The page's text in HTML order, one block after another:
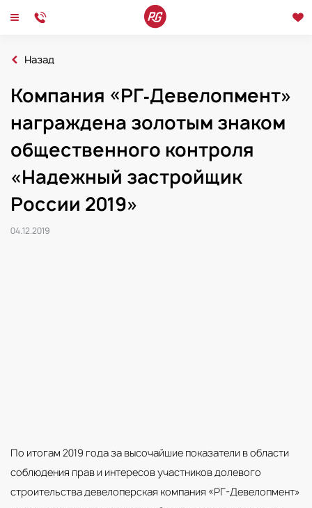
2019
Компания «РГ‑Девелопмент» награждена золотым знаком общественного
Новости Интервью Мероприятия
Назад
Компания «РГ‑Девелопмент»
награждена золотым знаком
общественного контроля
«Надежный застройщик
России 2019»
04.12.2019
По итогам 2019 года за высочайшие показатели в области
соблюдения прав и интересов участников долевого
строительства девелоперская компания «РГ-Девелопмент»